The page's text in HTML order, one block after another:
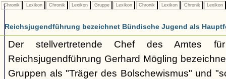
Chronik Lexikon Chronik Lexikon Gruppe Lexikon Chronik Lexikon Chronik Lexikon
Reichsjugendführung bezeichnet Bündische Jugend als
Der stellvertretende Chef des Amtes
Reichsjugendführung Gerhard Mögling
Gruppen als "Träger des Bolschewismus" und